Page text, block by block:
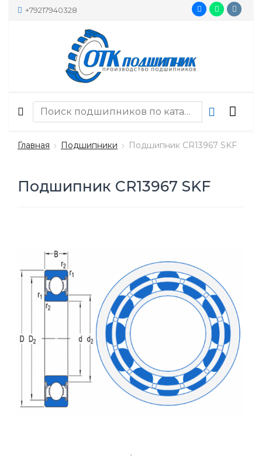
+79217940328
Главная Подшипники Подшипник CR13967 SKF
Подшипник CR13967 SKF